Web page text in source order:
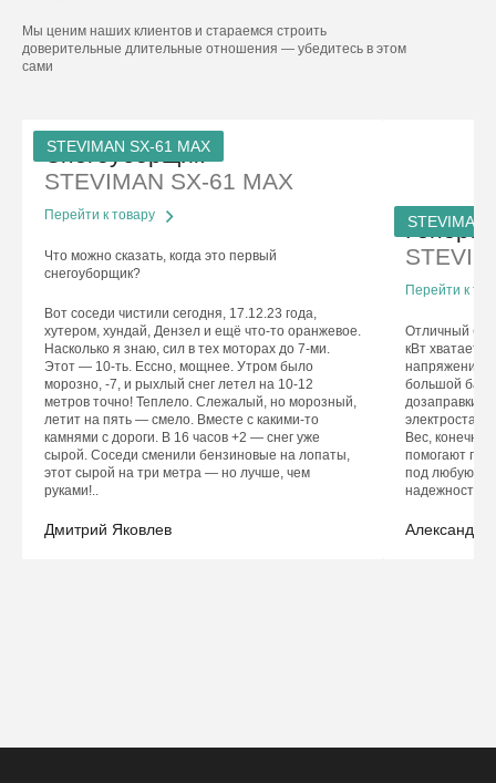
Мы ценим наших клиентов и стараемся строить
доверительные длительные отношения — убедитесь в этом
сами
Снегоуборщик
STEVIMAN SX-61 MAX
Перейти к товару
Что можно сказать, когда это первый
снегоуборщик?
Вот соседи чистили сегодня, 17.12.23 года,
хутером, хундай, Дензел и ещё что-то оранжевое.
Насколько я знаю, сил в тех моторах до 7-ми.
Этот — 10-ть. Ессно, мощнее. Утром было
морозно, -7, и рыхлый снег летел на 10-12
метров точно! Теплело. Слежалый, но морозный,
летит на пять — смело. Вместе с какими-то
камнями с дороги. В 16 часов +2 — снег уже
сырой. Соседи сменили бензиновые на лопаты,
этот сырой на три метра — но лучше, чем
руками!..
Дмитрий Яковлев
STEVIMAN SX-61 MAX
Перейти к
Отличный
кВт хватает
напряжение
большой бак
дозаправки.
Вес, конечно,
помогают
под любую
надежностью
Александр
STEVIMAN